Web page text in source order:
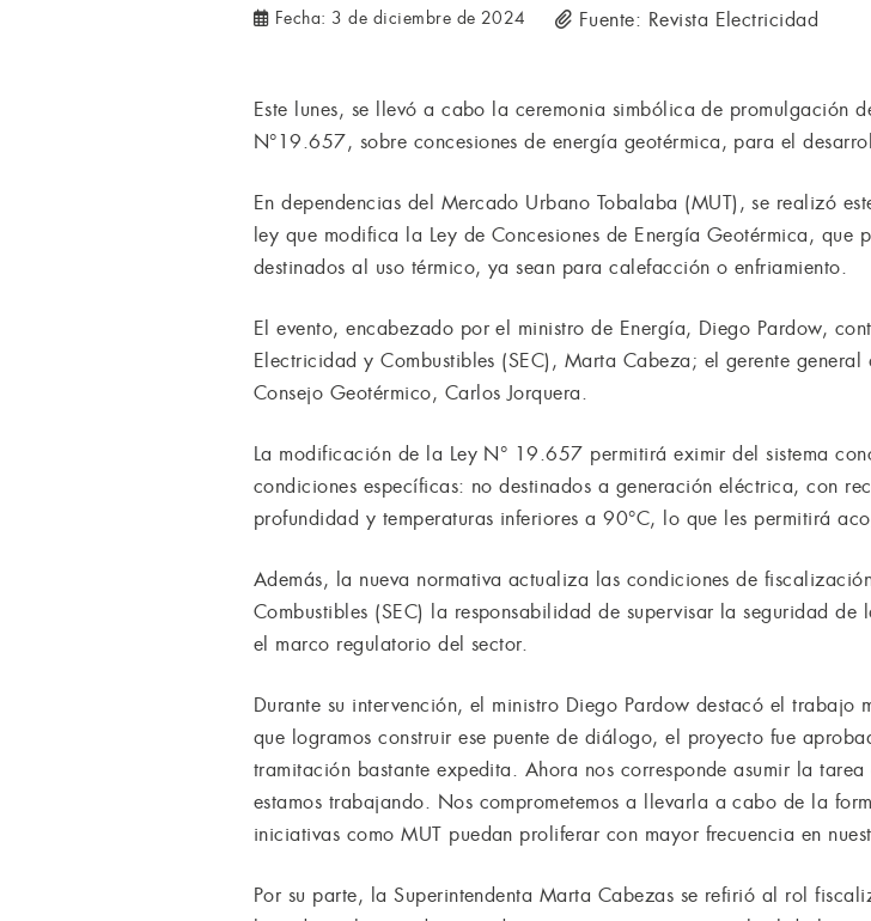
Fecha: 3 de diciembre de 2024 Fuente: Revista Electricidad
Este lunes, se llevó a cabo la ceremonia simbólica de promulgación
N°19.657, sobre concesiones de energía geotérmica, para el
En dependencias del Mercado Urbano Tobalaba (MUT), se realizó
ley que modifica la Ley de Concesiones de Energía Geotérmica, que
destinados al uso térmico, ya sean para calefacción o enfriamiento.
El evento, encabezado por el ministro de Energía, Diego Pardow,
Electricidad y Combustibles (SEC), Marta Cabeza; el gerente
Consejo Geotérmico, Carlos Jorquera.
La modificación de la Ley N° 19.657 permitirá eximir del sistema
condiciones específicas: no destinados a generación eléctrica, con
profundidad y temperaturas inferiores a 90°C, lo que les permitirá
Además, la nueva normativa actualiza las condiciones de
Combustibles (SEC) la responsabilidad de supervisar la seguridad
el marco regulatorio del sector.
Durante su intervención, el ministro Diego Pardow destacó el
que logramos construir ese puente de diálogo, el proyecto fue
tramitación bastante expedita. Ahora nos corresponde asumir la
estamos trabajando. Nos comprometemos a llevarla a cabo de la
iniciativas como MUT puedan proliferar con mayor frecuencia en
Por su parte, la Superintendenta Marta Cabezas se refirió al rol